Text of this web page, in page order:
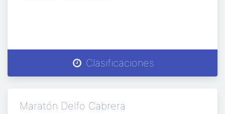
Clasificaciones
Maratón Delfo Cabrera